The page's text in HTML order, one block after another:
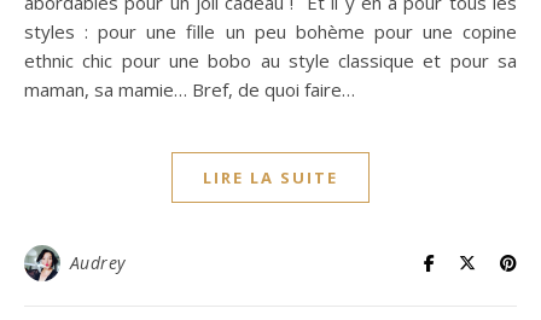
styles : pour une fille un peu bohème pour une copine
ethnic chic pour une bobo au style classique et pour sa
maman, sa mamie… Bref, de quoi faire…
LIRE LA SUITE
Audrey